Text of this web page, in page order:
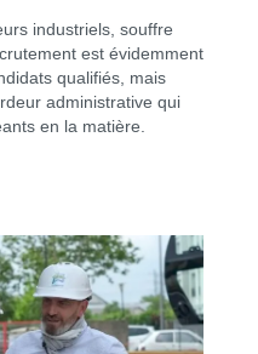
industriels, souffre
est évidemment
qualifiés, mais
administrative qui
en la matière.